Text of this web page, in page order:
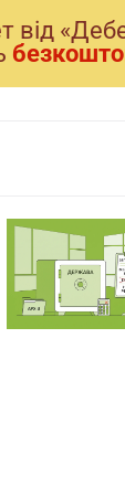
вiд